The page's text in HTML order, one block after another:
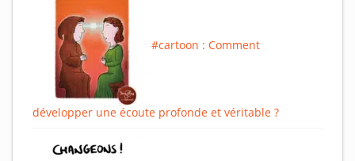
#cartoon : Comment
développer une écoute profonde et véritable ?